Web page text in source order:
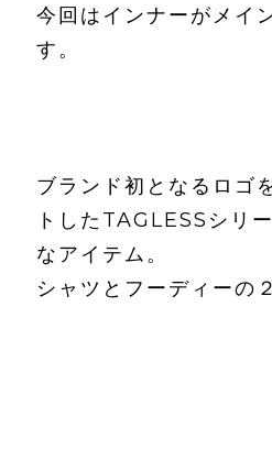
今回はインナーがメイ
す。
ブランド初となるロゴ
トしたTAGLESSシリ
なアイテム。
シャツとフーディーの